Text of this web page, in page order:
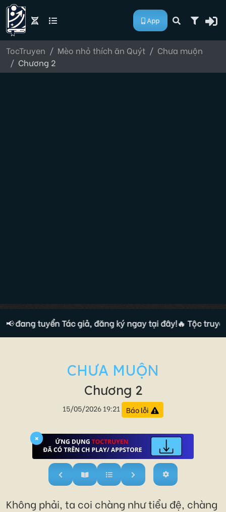
App
TocTruyen Mèo nhỏ thích ăn Quýt
Chưa muộn
Chương 2
📢
đang tuyển Tác giả, đăng ký ngay tại đây!🔥 Tộc truyện
CHƯA MUỘN
Chương 2
15/05/2026 19:21 Báo lỗi
×
Không phải, ta coi chàng như tiểu đệ, chàng